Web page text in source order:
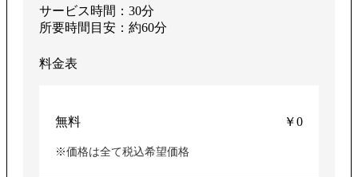
サービス時間：30分
所要時間目安：約60分
料金表
無料 ￥0
※価格は全て税込希望価格